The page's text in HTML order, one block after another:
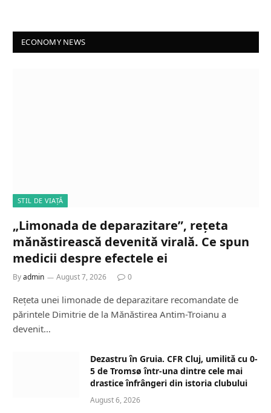
ECONOMY NEWS
STIL DE VIAȚĂ
„Limonada de deparazitare”, rețeta
mănăstirească devenită virală. Ce spun
medicii despre efectele ei
Byadmin August 7, 2026 0
Rețeta unei limonade de deparazitare recomandate de
părintele Dimitrie de la Mănăstirea Antim-Troianu a
devenit…
Dezastru în Gruia. CFR Cluj, umilită cu 0-
5 de Tromsø într-una dintre cele mai
drastice înfrângeri din istoria clubului
August 6, 2026